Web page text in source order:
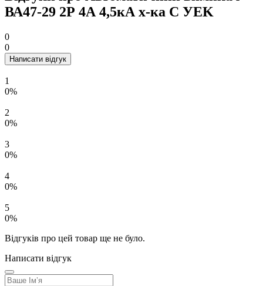
ВА47-29 2Р 4А 4,5кА х-ка C УEK
0
0
Написати відгук
1
0%
2
0%
3
0%
4
0%
5
0%
Відгуків про цей товар ще не було.
Написати відгук